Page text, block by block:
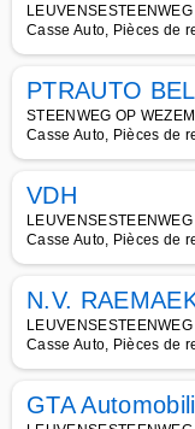
Casse Auto, Pièces de
PTRAUTO
STEENWEG OP
Casse Auto, Pièces de
VDH
Casse Auto, Pièces de
N.V.
Casse Auto, Pièces de
GTA Automobili